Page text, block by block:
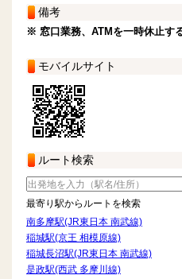
備考
※ 窓口業務、ATMを一時休止す
モバイルサイト
ルート検索
最寄り駅からルートを検索
南多摩駅(JR東日本 南武線)
稲城駅(京王 相模原線)
稲城長沼駅(JR東日本 南武線)
是政駅(西武 多摩川線)